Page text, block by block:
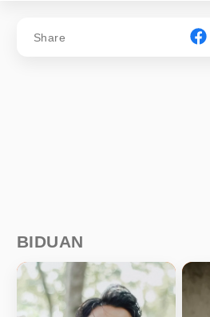
Share
BIDUAN